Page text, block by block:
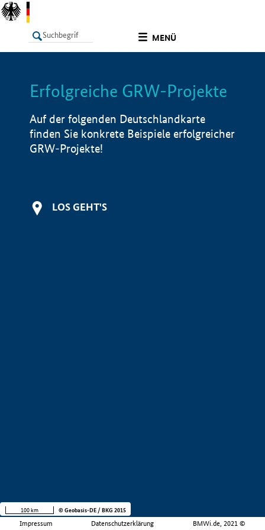
MENÜ
LISTE Info
Erfolgreiche GRW-Projekte
Auf der folgenden Deutschlandkarte
finden Sie konkrete Beispiele erfolgreicher
GRW-Projekte!
LOS GEHT'S
Impressum Datenschutzerklärung BMWi.de, 2021 ©
100 km © Geobasis-DE / BKG 2015